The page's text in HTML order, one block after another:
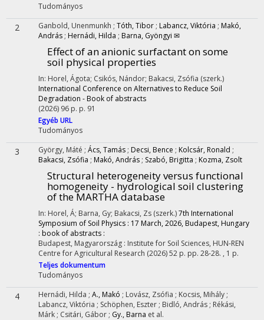
Tudományos
2 Ganbold, Unenmunkh ; Tóth, Tibor ; Labancz, Viktória ; Makó,
András ; Hernádi, Hilda ; Barna, Gyöngyi ✉
Effect of an anionic surfactant on some
soil physical properties
In: Horel, Ágota; Csikós, Nándor; Bakacsi, Zsófia (szerk.)
International Conference on Alternatives to Reduce Soil
Degradation - Book of abstracts
(2026) 96 p. p. 91
Egyéb URL
Tudományos
3 György, Máté ; Ács, Tamás ; Decsi, Bence ; Kolcsár, Ronald ;
Bakacsi, Zsófia ; Makó, András ; Szabó, Brigitta ; Kozma, Zsolt
Structural heterogeneity versus functional
homogeneity - hydrological soil clustering
of the MARTHA database
In: Horel, Á; Barna, Gy; Bakacsi, Zs (szerk.)7th International
Symposium of Soil Physics : 17 March, 2026, Budapest, Hungary
: book of abstracts :
Budapest, Magyarország : Institute for Soil Sciences, HUN-REN
Centre for Agricultural Research (2026)52 p. pp. 28-28. , 1 p.
Teljes dokumentum
Tudományos
4 Hernádi, Hilda ; A., Makó ; Lovász, Zsófia ; Kocsis, Mihály ;
Labancz, Viktória ; Schöphen, Eszter ; Bidló, András ; Rékási,
Márk ; Csitári, Gábor ; Gy., Barna et al.